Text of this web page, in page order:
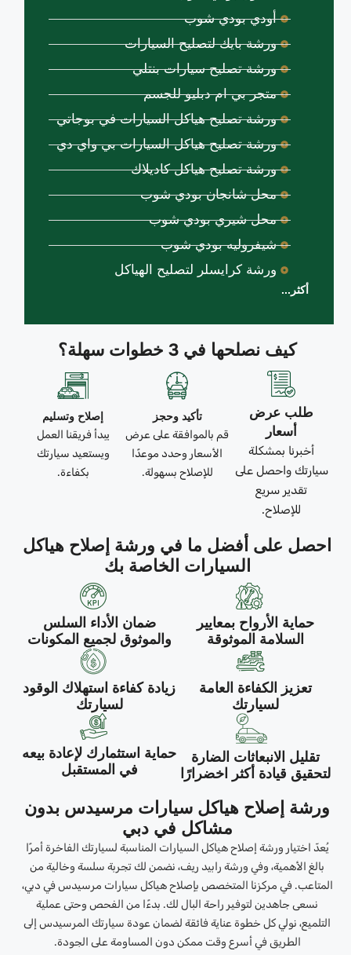
كيف نصلحها في 3 خطوات سهلة؟
طلب عرض
أسعار
أخبرنا بمشكلة
سيارتك واحصل على
تقدير سريع
للإصلاح.
تأكيد وحجز
قم بالموافقة على عرض
الأسعار وحدد موعدًا
للإصلاح بسهولة.
إصلاح وتسليم
يبدأ فريقنا العمل
ويستعيد سيارتك
بكفاءة.
احصل على أفضل ما في ورشة إصلاح هياكل
السيارات الخاصة بك
حماية الأرواح بمعايير
السلامة الموثوقة
ضمان الأداء السلس
والموثوق لجميع المكونات
تعزيز الكفاءة العامة
لسيارتك
زيادة كفاءة استهلاك الوقود
لسيارتك
تقليل الانبعاثات الضارة
لتحقيق قيادة أكثر اخضرارًا
حماية استثمارك لإعادة بيعه
في المستقبل
ورشة إصلاح هياكل سيارات مرسيدس بدون
مشاكل في دبي
يُعدّ اختيار ورشة إصلاح هياكل السيارات المناسبة لسيارتك الفاخرة أمرًا
بالغ الأهمية، وفي ورشة رابيد ريف، نضمن لك تجربة سلسة وخالية من
المتاعب. في مركزنا المتخصص بإصلاح هياكل سيارات مرسيدس في دبي،
نسعى جاهدين لتوفير راحة البال لك. بدءًا من الفحص وحتى عملية
التلميع، نولي كل خطوة عناية فائقة لضمان عودة سيارتك المرسيدس إلى
الطريق في أسرع وقت ممكن دون المساومة على الجودة.
أودي بودي شوب
ورشة بايك لتصليح السيارات
ورشة تصليح سيارات بنتلي
متجر بي ام دبليو للجسم
ورشة تصليح هياكل السيارات في بوجاتي
ورشة تصليح هياكل السيارات بي واي دي
ورشة تصليح هياكل كاديلاك
محل شانجان بودي شوب
محل شيري بودي شوب
شيفروليه بودي شوب
ورشة كرايسلر لتصليح الهياكل
أكثر...